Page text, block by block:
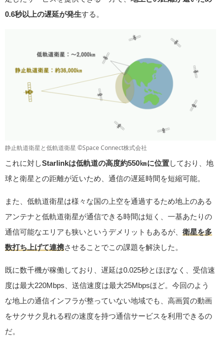
0.6秒以上の遅延が発生する。
静止軌道衛星と低軌道衛星 ©Space Connect株式会社
これに対し Starlinkは低軌道の高度約550㎞に位置 しており、地
球と衛星との距離が近いため、通信の遅延時間を短縮可能。
また、低軌道衛星は様々な国の上空を通過するため地上のある
アンテナと低軌道衛星が通信できる時間は短く、一基あたりの
通信可能なエリアも狭いというデメリットもあるが、 衛星を多
数打ち上げて連携させることでこの課題を解決した。
既に数千機が稼働しており、遅延は0.025秒とほぼなく、受信速
度は最大220Mbps、送信速度は最大25Mbpsほど。今回のよう
な地上の通信インフラが整っていない地域でも、高画質の動画
をサクサク見れる程の速度を持つ通信サービスを利用できるの
だ。